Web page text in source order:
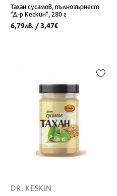
Тахан сусамов, пълнозърнест
"Д-р Кескин", 280 г
6,79лв. / 3,47€
DR. KESKIN